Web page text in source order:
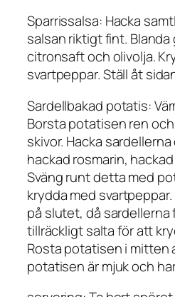
Sparrissalsa: Hacka
salsan riktigt fint.
citronsaft och olivolja.
svartpeppar. Ställ åt
Sardellbakad potatis:
Borsta potatisen ren
skivor. Hacka
hackad rosmarin,
Sväng runt detta med
krydda med
på slutet, då sardellerna
tillräckligt salta för att
Rosta potatisen i mitten
potatisen är mjuk och